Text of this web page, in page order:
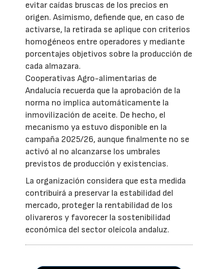
evitar caídas bruscas de los precios en
origen. Asimismo, defiende que, en caso de
activarse, la retirada se aplique con criterios
homogéneos entre operadores y mediante
porcentajes objetivos sobre la producción de
cada almazara.
Cooperativas Agro-alimentarias de
Andalucía recuerda que la aprobación de la
norma no implica automáticamente la
inmovilización de aceite. De hecho, el
mecanismo ya estuvo disponible en la
campaña 2025/26, aunque finalmente no se
activó al no alcanzarse los umbrales
previstos de producción y existencias.
La organización considera que esta medida
contribuirá a preservar la estabilidad del
mercado, proteger la rentabilidad de los
olivareros y favorecer la sostenibilidad
económica del sector oleícola andaluz.